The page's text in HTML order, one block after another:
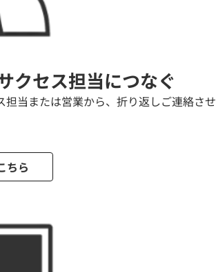
クセス担当につなぐ
担当または営業から、折り返しご連絡させ
ちら